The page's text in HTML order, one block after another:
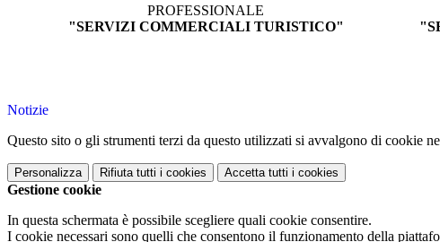
PROFESSIONALE
"SERVIZI COMMERCIALI TURISTICO"
Notizie
Questo sito o gli strumenti terzi da questo utilizzati si avvalgono di cookie
Personalizza Rifiuta tutti i cookies Accetta tutti i cookies
Gestione cookie
In questa schermata è possibile scegliere quali cookie consentire.
I cookie necessari sono quelli che consentono il funzionamento della